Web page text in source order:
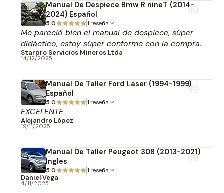
Manual De Despiece Bmw R nineT (2014-
2024) Español
5.0 1 reseña
Me pareció bien el manual de despiece, súper
didáctico, estoy súper conforme con la compra.
Starpro Servicios Mineros Ltda
14/12/2025
Manual De Taller Ford Laser (1994-1999)
Español
5.0 1 reseña
EXCELENTE
Alejandro López
19/11/2025
Manual De Taller Peugeot 308 (2013-2021)
Ingles
5.0 1 reseña
Daniel Vega
4/11/2025